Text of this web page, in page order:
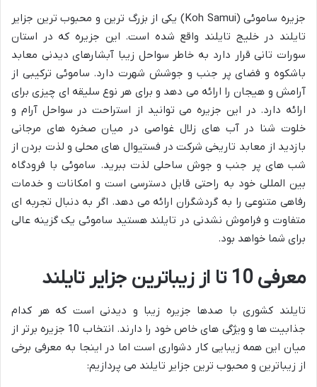
جزیره ساموئی (Koh Samui) یکی از بزرگ ترین و محبوب ترین جزایر
تایلند در خلیج تایلند واقع شده است. این جزیره که در استان
سورات تانی قرار دارد به خاطر سواحل زیبا آبشارهای دیدنی معابد
باشکوه و فضای پر جنب و جوشش شهرت دارد. ساموئی ترکیبی از
آرامش و هیجان را ارائه می دهد و برای هر نوع سلیقه ای چیزی برای
ارائه دارد. در این جزیره می توانید از استراحت در سواحل آرام و
خلوت شنا در آب های زلال غواصی در میان صخره های مرجانی
بازدید از معابد تاریخی شرکت در فستیوال های محلی و لذت بردن از
شب های پر جنب و جوش ساحلی لذت ببرید. ساموئی با فرودگاه
بین المللی خود به راحتی قابل دسترسی است و امکانات و خدمات
رفاهی متنوعی را به گردشگران ارائه می دهد. اگر به دنبال تجربه ای
متفاوت و فراموش نشدنی در تایلند هستید ساموئی یک گزینه عالی
برای شما خواهد بود.
معرفی 10 تا از زیباترین جزایر تایلند
تایلند کشوری با صدها جزیره زیبا و دیدنی است که هر کدام
جذابیت ها و ویژگی های خاص خود را دارند. انتخاب 10 جزیره برتر از
میان این همه زیبایی کار دشواری است اما در اینجا به معرفی برخی
از زیباترین و محبوب ترین جزایر تایلند می پردازیم: